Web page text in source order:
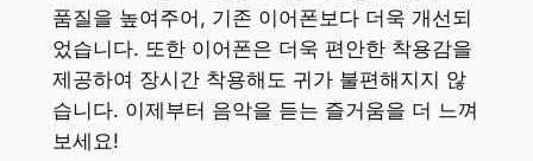
품질을 높여주어, 기존 이어폰보다 더욱 개선되
었습니다. 또한 이어폰은 더욱 편안한 착용감을
제공하여 장시간 착용해도 귀가 불편해지지 않
습니다. 이제부터 음악을 듣는 즐거움을 더 느껴
보세요!